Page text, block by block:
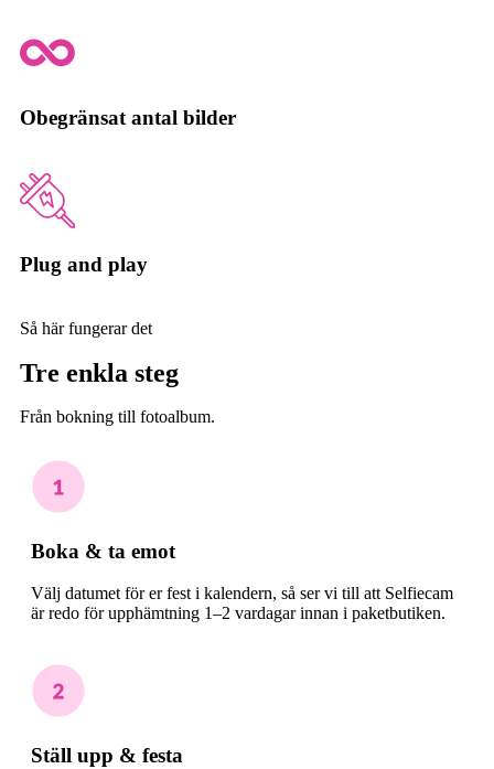
Obegränsat antal bilder
Plug and play
Så här fungerar det
Tre enkla steg
Från bokning till fotoalbum.
Boka & ta emot
Välj datumet för er fest i kalendern, så ser vi till att Selfiecam
är redo för upphämtning 1–2 vardagar innan i paketbutiken.
Ställ upp & festa